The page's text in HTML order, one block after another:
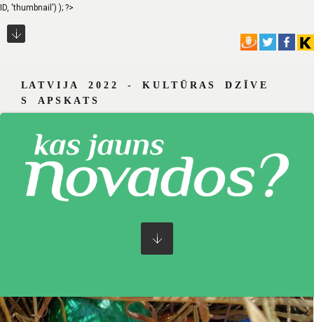
ID, 'thumbnail') ); ?>
L A T V I J A 2 0 2 2 - K U L T Ū R A S D Z Ī V E
S A P S K A T S